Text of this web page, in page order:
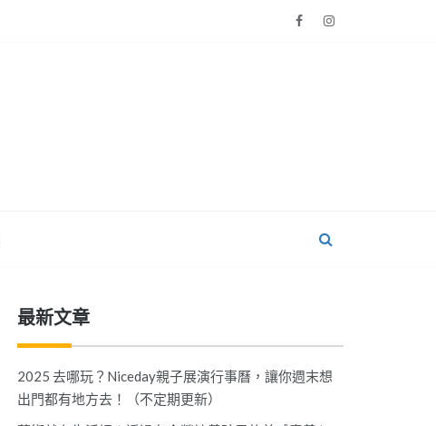
最新文章
2025 去哪玩？Niceday親子展演行事曆，讓你週末想
出門都有地方去！（不定期更新）